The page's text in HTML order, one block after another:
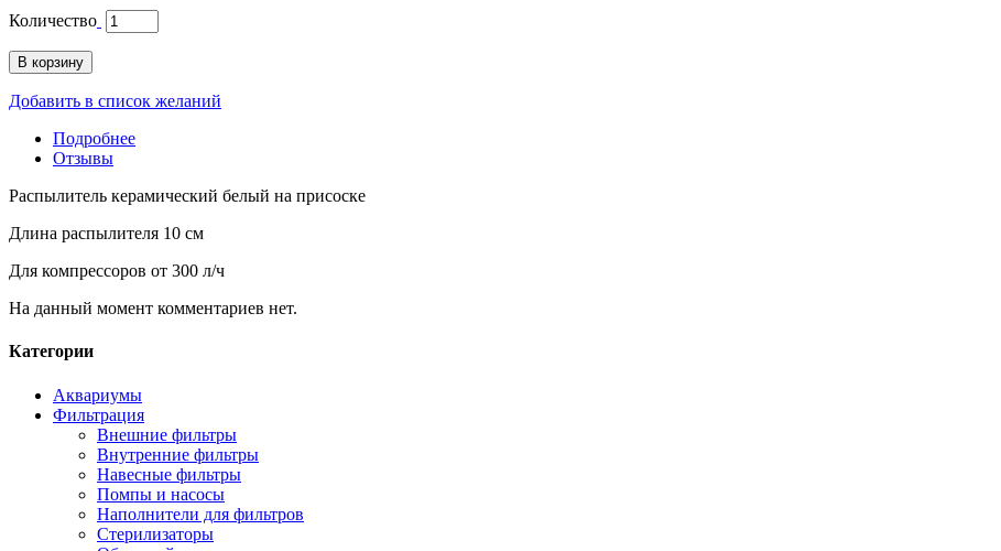
Количество
В корзину
Добавить в список желаний
Подробнее
Отзывы
Распылитель керамический белый на присоске
Длина распылителя 10 см
Для компрессоров от 300 л/ч
На данный момент комментариев нет.
Категории
Аквариумы
Фильтрация
Внешние фильтры
Внутренние фильтры
Навесные фильтры
Помпы и насосы
Наполнители для фильтров
Стерилизаторы